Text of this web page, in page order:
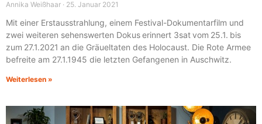
Annika Weißhaar 25. Januar 2021
Mit einer Erstausstrahlung, einem Festival-Dokumentarfilm und
zwei weiteren sehenswerten Dokus erinnert 3sat vom 25.1. bis
zum 27.1.2021 an die Gräueltaten des Holocaust. Die Rote Armee
befreite am 27.1.1945 die letzten Gefangenen in Auschwitz.
Weiterlesen »